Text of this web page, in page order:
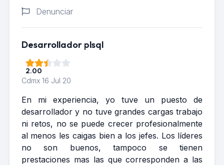
Denunciar
Desarrollador plsql
2.00
Cdmx 16 Jul 20
En mi experiencia, yo tuve un puesto de
desarrollador y no tuve grandes cargas trabajo
ni retos, no se puede crecer profesionalmente
al menos les caigas bien a los jefes. Los líderes
no son buenos, tampoco se tienen
prestaciones mas las que corresponden a las